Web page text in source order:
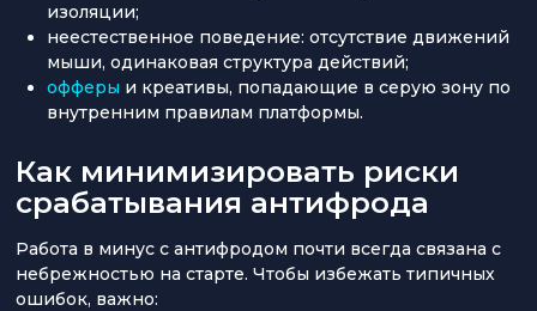
изоляции;
неестественное поведение: отсутствие движений
мыши, одинаковая структура действий;
офферы и креативы, попадающие в серую зону по
внутренним правилам платформы.
Как минимизировать риски
срабатывания антифрода
Работа в минус с антифродом почти всегда связана с
небрежностью на старте. Чтобы избежать типичных
ошибок, важно: